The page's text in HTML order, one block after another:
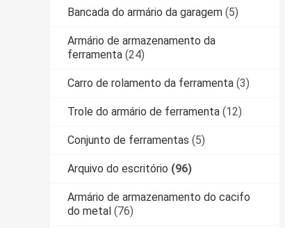
Bancada do armário da garagem (5)
Armário de armazenamento da
ferramenta (24)
Carro de rolamento da ferramenta (3)
Trole do armário de ferramenta (12)
Conjunto de ferramentas (5)
Arquivo do escritório (96)
Armário de armazenamento do cacifo
do metal (76)